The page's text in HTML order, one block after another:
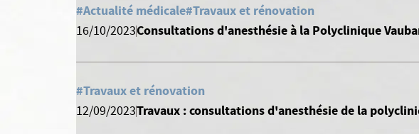
#Actualité médicale#Travaux et rénovation
16/10/2023Consultations d'anesthésie à la Polyclinique
#Travaux et rénovation
12/09/2023Travaux : consultations d'anesthésie de la